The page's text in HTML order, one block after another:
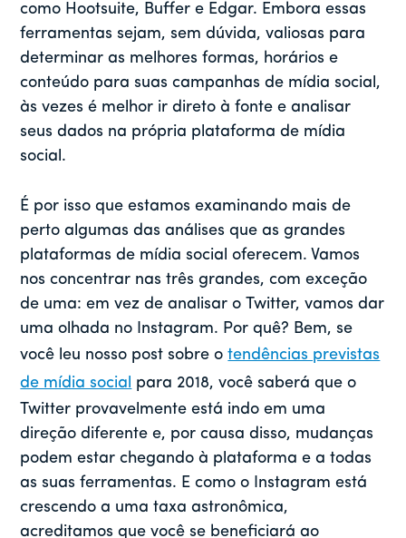
como Hootsuite, Buffer e Edgar. Embora essas
ferramentas sejam, sem dúvida, valiosas para
determinar as melhores formas, horários e
conteúdo para suas campanhas de mídia social,
às vezes é melhor ir direto à fonte e analisar
seus dados na própria plataforma de mídia
social.
É por isso que estamos examinando mais de
perto algumas das análises que as grandes
plataformas de mídia social oferecem. Vamos
nos concentrar nas três grandes, com exceção
de uma: em vez de analisar o Twitter, vamos dar
uma olhada no Instagram. Por quê? Bem, se
você leu nosso post sobre otendências previstas
de mídia social para 2018, você saberá que o
Twitter provavelmente está indo em uma
direção diferente e, por causa disso, mudanças
podem estar chegando à plataforma e a todas
as suas ferramentas. E como o Instagram está
crescendo a uma taxa astronômica,
acreditamos que você se beneficiará ao